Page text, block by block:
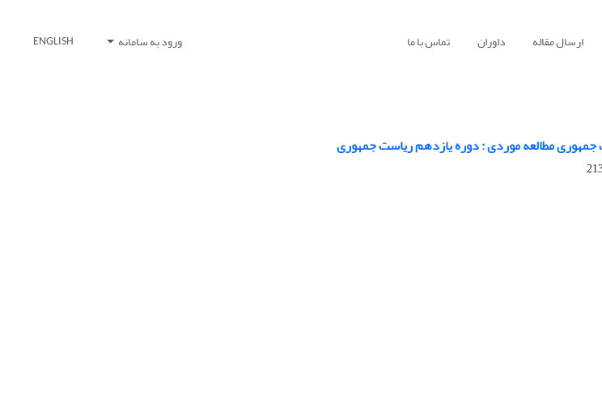
ارسال مقاله داوران تماس با ما ورود به سامانه ENGLISH
مطالعه موردی : دوره یازدهم ریاست جمهوری